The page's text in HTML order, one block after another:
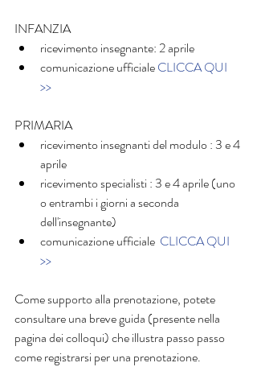
INFANZIA
ricevimento insegnante: 2 aprile
comunicazione ufficiale CLICCA QUI
>>
PRIMARIA
ricevimento insegnanti del modulo : 3 e 4
aprile
ricevimento specialisti : 3 e 4 aprile (uno
o entrambi i giorni a seconda
dell'insegnante)
comunicazione ufficiale CLICCA QUI
>>
Come supporto alla prenotazione, potete
consultare una breve guida (presente nella
pagina dei colloqui) che illustra passo passo
come registrarsi per una prenotazione.